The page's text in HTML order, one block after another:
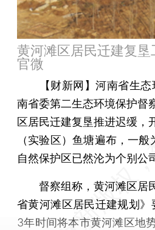
黄河滩区居民迁建复
官微
【财新网】河南省生态
南省委第二生态环境保护督
区居民迁建复垦推进迟缓，
（实验区）鱼塘遍布，一
自然保护区已然沦为个别公
督察组称，黄河滩区居
省黄河滩区居民迁建规划
3年时间将本市黄河滩区地